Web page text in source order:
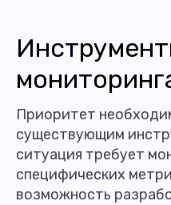
Приоритет
существующим
ситуация требует
специфических
возможность